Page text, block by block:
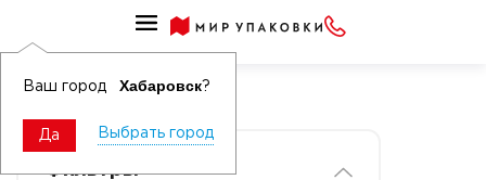
Ваш город Хабаровск?
Да Выбрать город
Фужеры пластиковые
Фильтры